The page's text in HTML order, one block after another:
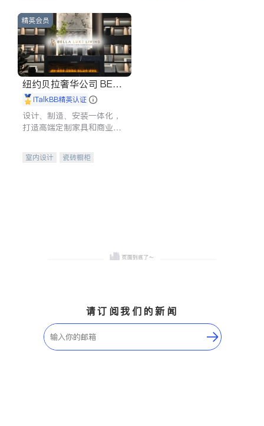
精英会员
纽约贝拉奢华公司 BELL
A LUXE
iTalkBB精英认证
设计、制造、安装一体化，
打造高端定制家具和商业空
室内设计
瓷砖橱柜
请订阅我们的新闻